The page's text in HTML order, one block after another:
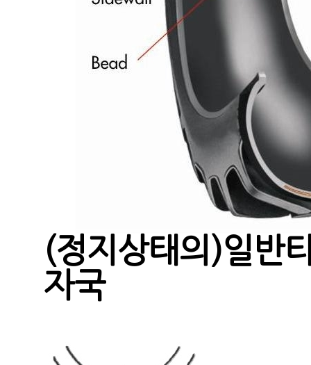
(정지상태의)일반
자국